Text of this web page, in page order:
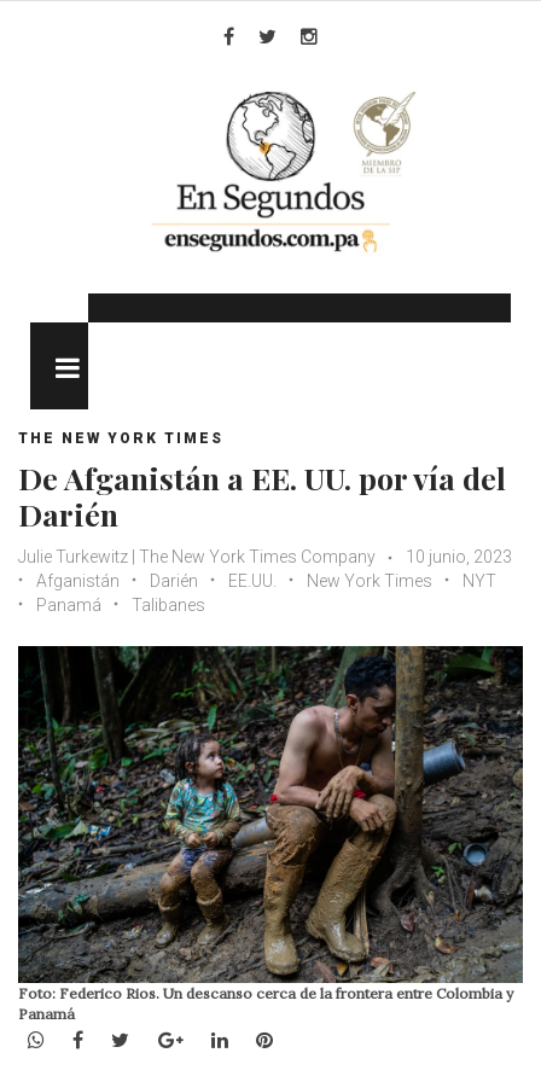
THE NEW YORK TIMES
De Afganistán a EE. UU. por vía del
Darién
Julie Turkewitz | The New York Times Company
10 junio, 2023
Afganistán
Darién EE.UU. New York Times
NYT
Panamá
Talibanes
Foto: Federico Rios. Un descanso cerca de la frontera entre Colombia y
Panamá
WhatsApp
Facebook
TwitterGoogle+LinkedInPinterest